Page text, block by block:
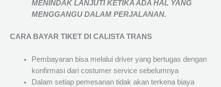
MENINDAK LANJUTI KETIKA ADA HAL YANG
MENGGANGU DALAM PERJALANAN.
CARA BAYAR TIKET DI CALISTA TRANS
Pembayaran bisa melalui driver yang bertugas dengan
konfirmasi dari costumer service sebelumnya
Dalam setiap pemesanan tidak akan terkena biaya